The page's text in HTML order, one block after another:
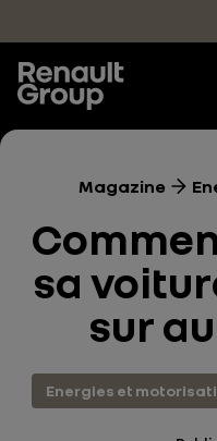
Magazine
sa
sur
Energies et